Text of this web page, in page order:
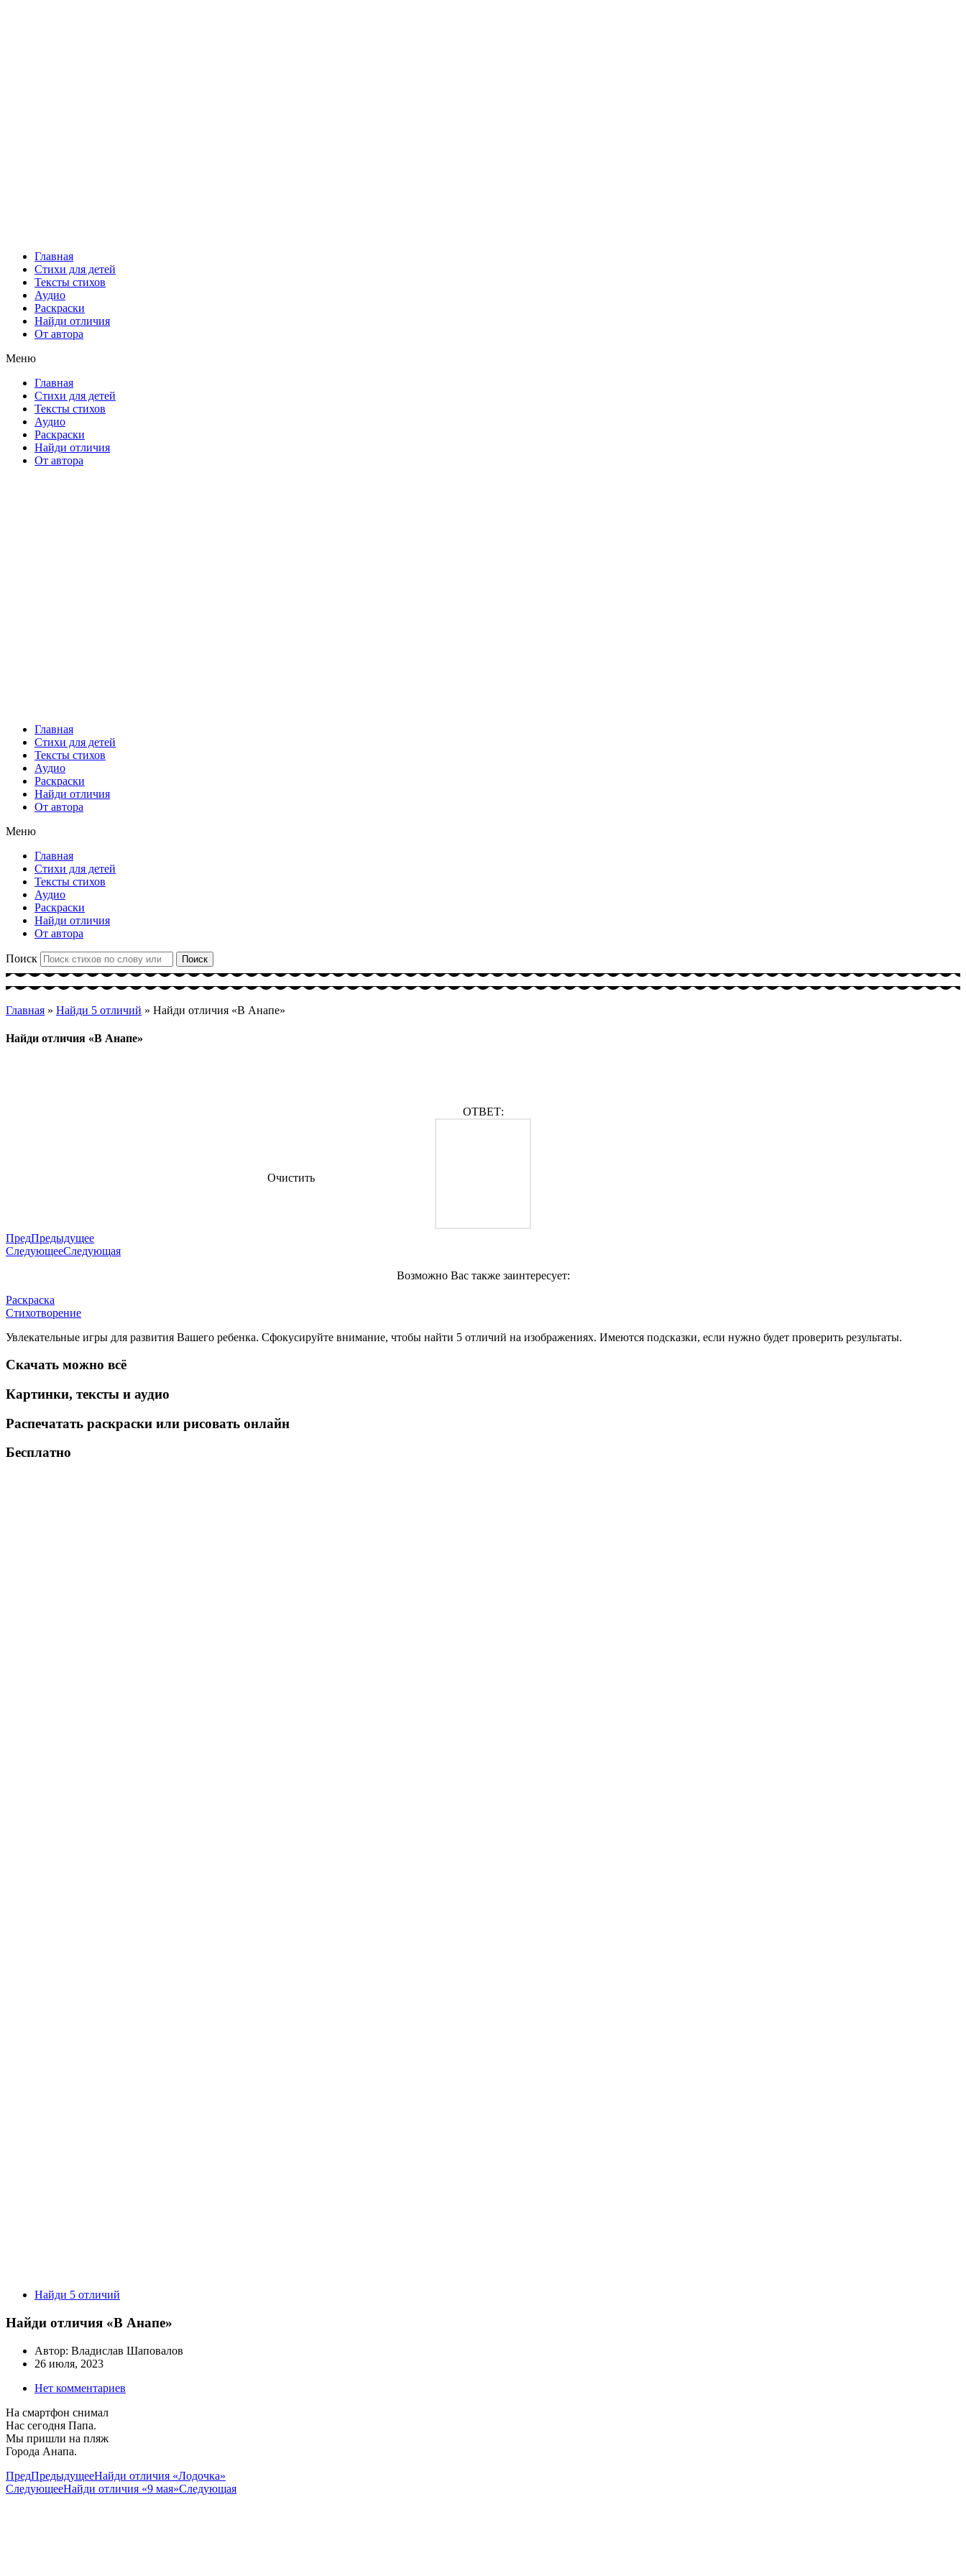
Главная
Стихи для детей
Тексты стихов
Аудио
Раскраски
Найди отличия
От автора
Меню
Главная
Стихи для детей
Тексты стихов
Аудио
Раскраски
Найди отличия
От автора
Главная
Стихи для детей
Тексты стихов
Аудио
Раскраски
Найди отличия
От автора
Меню
Главная
Стихи для детей
Тексты стихов
Аудио
Раскраски
Найди отличия
От автора
Поиск Поиск
Главная » Найди 5 отличий » Найди отличия «В Анапе»
Найди отличия «В Анапе»
Очистить
ОТВЕТ:
ПредПредыдущее
СледующееСледующая
Возможно Вас также заинтересует:
Раскраска
Стихотворение
Увлекательные игры для развития Вашего ребенка. Сфокусируйте внимание, чтобы найти 5 отличий на изображениях. Имеются подсказки, если нужно будет проверить результаты.
Скачать можно всё
Картинки, тексты и аудио
Распечатать раскраски или рисовать онлайн
Бесплатно
Найди 5 отличий
Найди отличия «В Анапе»
Автор: Владислав Шаповалов
26 июля, 2023
Нет комментариев
На смартфон снимал
Нас сегодня Папа.
Мы пришли на пляж
Города Анапа.
ПредПредыдущееНайди отличия «Лодочка»
СледующееНайди отличия «9 мая»Следующая